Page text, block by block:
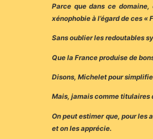
Parce que dans ce
xénophobie à l’égard de ces «
Sans oublier les redoutables
Que la France produise de
Disons, Michelet pour
Mais, jamais comme titulaires
On peut estimer que, pour les
et on les apprécie.